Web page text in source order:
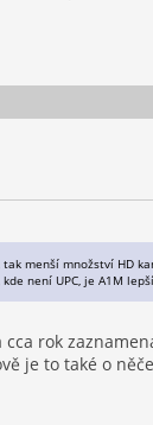
menší množství HD
není UPC, je A1M
rok
je to také o